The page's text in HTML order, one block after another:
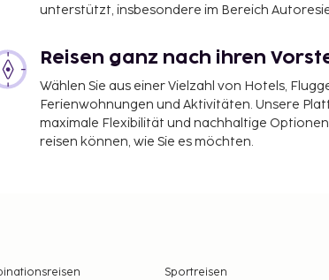
unterstützt, insbesondere im Bereich
Reisen ganz nach ihren
Wählen Sie aus einer Vielzahl von Hotels,
Ferienwohnungen und Aktivitäten. Unsere
maximale Flexibilität und nachhaltige
reisen können, wie Sie es möchten.
Sportreisen